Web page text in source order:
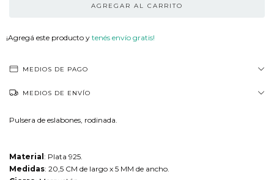
¡Agregá este producto y tenés envío gratis!
MEDIOS DE PAGO
MEDIOS DE ENVÍO
Pulsera de eslabones, rodinada.
Material : Plata 925.
Medidas: 20,5 CM de largo x 5 MM de ancho.